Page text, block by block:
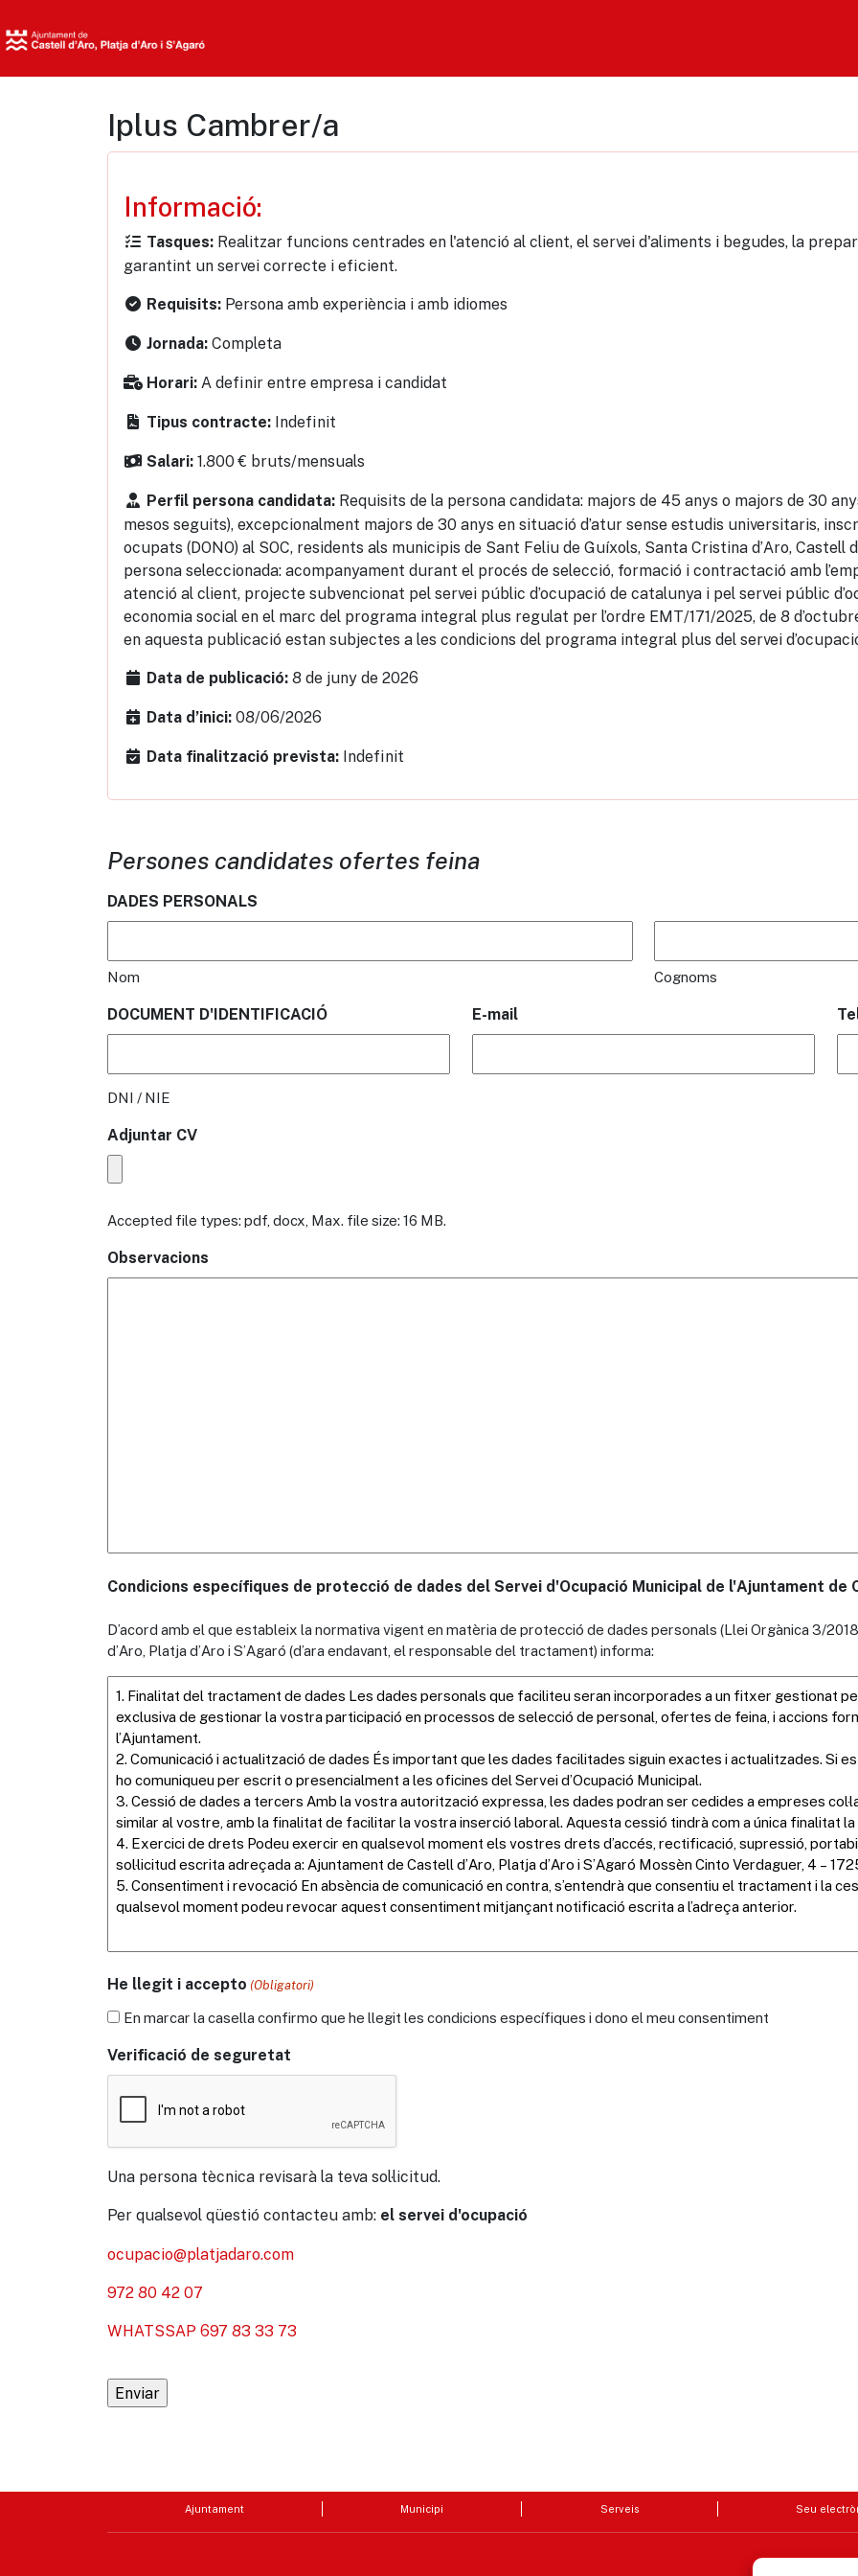
Iplus Cambrer/a
Informació:
Tasques: Realitzar funcions centrades en l'atenció al client, el servei d'aliments i begudes, la
garantint un servei correcte i eficient.
Requisits: Persona amb experiència i amb idiomes
Jornada: Completa
Horari: A definir entre empresa i candidat
Tipus contracte: Indefinit
Salari: 1.800 € bruts/mensuals
Perfil persona candidata: Requisits de la persona candidata: majors de 45 anys o majors de 30
mesos seguits), excepcionalment majors de 30 anys en situació d’atur sense estudis universitaris,
ocupats (DONO) al SOC, residents als municipis de Sant Feliu de Guíxols, Santa Cristina d’Aro, Castell
persona seleccionada: acompanyament durant el procés de selecció, formació i contractació amb
atenció al client, projecte subvencionat pel servei públic d’ocupació de catalunya i pel servei públic
economia social en el marc del programa integral plus regulat per l’ordre EMT/171/2025, de 8
en aquesta publicació estan subjectes a les condicions del programa integral plus del servei
Data de publicació: 8 de juny de 2026
Data d’inici: 08/06/2026
Data finalització prevista: Indefinit
Persones candidates ofertes feina
DADES PERSONALS
Nom Cognoms
DOCUMENT D'IDENTIFICACIÓ
DNI / NIE
E-mail
Adjuntar CV
Accepted file types: pdf, docx, Max. file size: 16 MB.
Observacions
Condicions específiques de protecció de dades del Servei d'Ocupació Municipal de l'Ajuntament
D’acord amb el que estableix la normativa vigent en matèria de protecció de dades personals (Llei Orgànica 3/
d’Aro, Platja d’Aro i S’Agaró (d’ara endavant, el responsable del tractament) informa:
He llegit i accepto (Obligatori)
En marcar la casella confirmo que he llegit les condicions específiques i dono el meu consentiment
Verificació de seguretat
Una persona tècnica revisarà la teva sol·licitud.
Per qualsevol qüestió contacteu amb: el servei d'ocupació
ocupacio@platjadaro.com
972 80 42 07
WHATSSAP 697 83 33 73
Ajuntament Municipi Serveis Seu